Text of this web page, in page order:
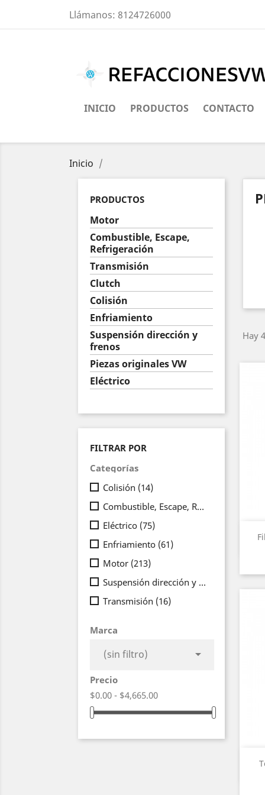
Llámanos: 8124726000
INICIO PRODUCTOS CONTACTO
Inicio
PRODUCTOS
Motor
Combustible, Escape,
Refrigeración
Transmisión
Clutch
Colisión
Enfriamiento
Suspensión dirección y
frenos
Piezas originales VW
Eléctrico
FILTRAR POR
Categorías
Colisión (14)
Combustible, Escape, Refrigeración
Eléctrico (75)
Enfriamiento (61)
Motor (213)
Suspensión dirección y frenos
Transmisión (16)
Marca
(sin filtro) 
Precio
$0.00 - $4,665.00
Hay